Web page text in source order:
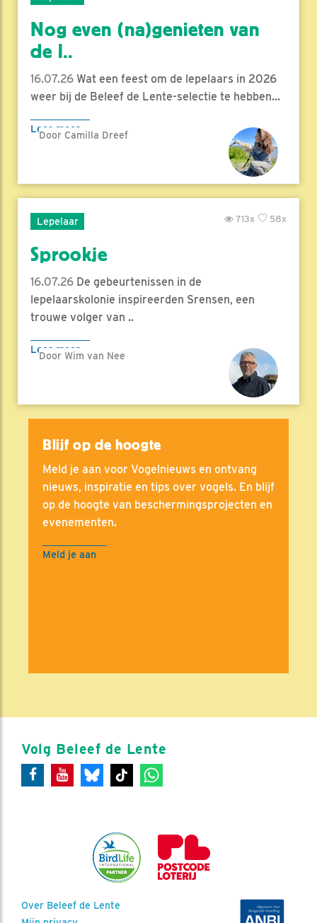
Nog even (na)genieten van
de l..
16.07.26 Wat een feest om de lepelaars in 2026
weer bij de Beleef de Lente-selectie te hebben...
Lees meer
Door Camilla Dreef
Lepelaar 58x
713x
Sprookje
16.07.26 De gebeurtenissen in de
lepelaarskolonie inspireerden Srensen, een
trouwe volger van ..
Lees meer
Door Wim van Nee
Blijf op de hoogte
Meld je aan voor Vogelnieuws en ontvang
nieuws, inspiratie en tips over vogels. En blijf
op de hoogte van beschermingsprojecten en
evenementen.
Meld je aan
Volg Beleef de Lente
Over Beleef de Lente